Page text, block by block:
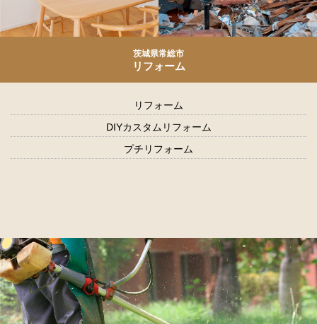
茨城県常総市
リフォーム
リフォーム
DIYカスタムリフォーム
プチリフォーム